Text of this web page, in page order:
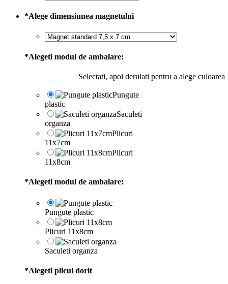
*Alege dimensiunea magnetului
*Alegeti modul de ambalare:
Selectati, apoi derulati pentru a alege culoarea
Pungute
plastic
Saculeti
organza
Plicuri
11x7cm
Plicuri
11x8cm
*Alegeti modul de ambalare:
Pungute plastic
Plicuri 11x8cm
Saculeti organza
*Alegeti plicul dorit